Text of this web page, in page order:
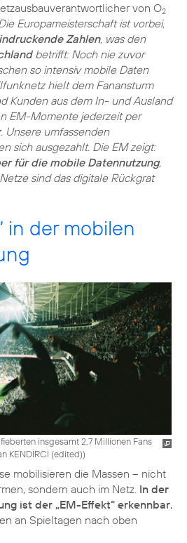
von O2
Europameisterschaft ist vorbei,
Zahlen, was den
betrifft: Noch nie zuvor
so intensiv mobile Daten
hielt dem Fanansturm
Kunden aus dem In- und Ausland
EM-Momente jederzeit per
Unsere umfassenden
sich ausgezahlt. Die EM zeigt:
für die mobile Datennutzung,
sind das digitale Rückgrat
in der mobilen
insgesamt 2,7 Millionen Fans
KENDİRCİ (edited))
mobilisieren die Massen – nicht
sondern auch im Netz. In der
ist der „EM-Effekt“ erkennbar,
an Spieltagen nach oben